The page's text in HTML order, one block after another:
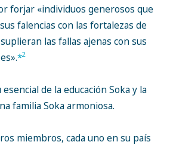
forjar «individuos generosos que
falencias con las fortalezas de
las fallas ajenas con sus
*2
de la educación Soka y la
familia Soka armoniosa.
miembros, cada uno en su país